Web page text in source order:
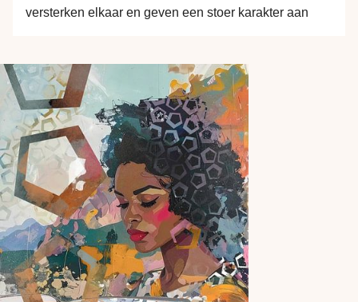
versterken elkaar en geven een stoer karakter aan